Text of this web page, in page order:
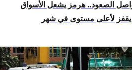
الصعود.. هرمز يشعل الأسواق
لأعلى مستوى في شهر